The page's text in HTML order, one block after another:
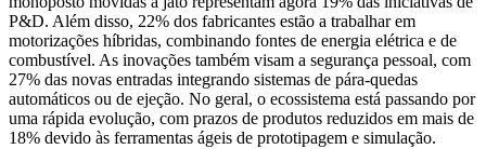
P&D. Além disso, 22% dos fabricantes estão a trabalhar em
motorizações híbridas, combinando fontes de energia elétrica e de
combustível. As inovações também visam a segurança pessoal, com
27% das novas entradas integrando sistemas de pára-quedas
automáticos ou de ejeção. No geral, o ecossistema está passando por
uma rápida evolução, com prazos de produtos reduzidos em mais de
18% devido às ferramentas ágeis de prototipagem e simulação.